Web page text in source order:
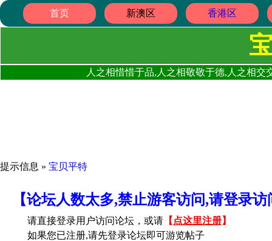
首页 新澳区 香港区
人之相惜惜于品,人之相敬敬于德,人之相
提示信息 » 宝贝平特
【论坛人数太多,禁止游客访问,请登录
请直接登录用户访问论坛，或请 【 点这里注册】
如果您已注册,请先登录论坛即可游览帖子